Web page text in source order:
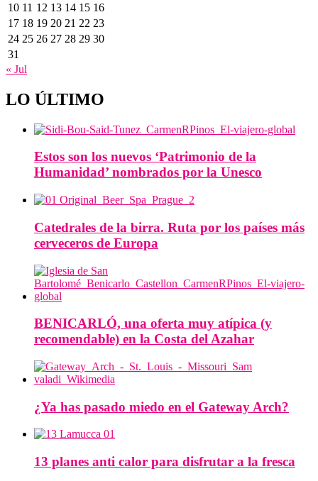
10 11 12 13 14 15 16
17 18 19 20 21 22 23
24 25 26 27 28 29 30
31
« Jul
LO ÚLTIMO
Estos son los nuevos ‘Patrimonio de la
Humanidad’ nombrados por la Unesco
Catedrales de la birra. Ruta por los países más
cerveceros de Europa
BENICARLÓ, una oferta muy atípica (y
recomendable) en la Costa del Azahar
¿Ya has pasado miedo en el Gateway Arch?
13 planes anti calor para disfrutar a la fresca